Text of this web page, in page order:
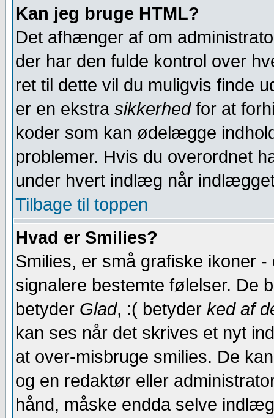
Kan jeg bruge HTML?
Det afhænger af om
der har den fulde kontrol over
ret til dette vil du muligvis finde
er en ekstra sikkerhedfor at
koder som kan ødelægge
problemer. Hvis du overordnet
under hvert indlæg når
Tilbage til toppen
Hvad er Smilies?
Smilies, er små grafiske ikoner
signalere bestemte følelser. De
betyder Glad, :( betyder ked af
kan ses når det skrives et nyt
at over-misbruge smilies. De
og en redaktør eller
hånd, måske endda selve